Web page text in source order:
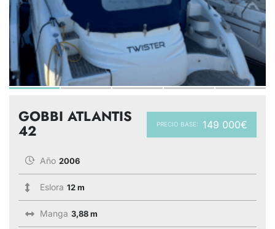
PRECIO BASE: 149 000€
GOBBI ATLANTIS
42
Año 2006
Eslora 12 m
Manga 3,88 m